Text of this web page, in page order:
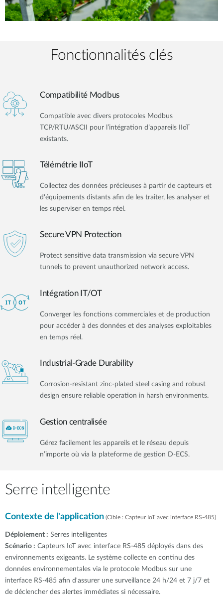
Fonctionnalités clés
Compatibilité Modbus
Compatible avec divers protocoles Modbus
TCP/RTU/ASCII pour l’intégration d’appareils IIoT
existants.
Télémétrie IIoT
Collectez des données précieuses à partir de capteurs et
d'équipements distants afin de les traiter, les analyser et
les superviser en temps réel.
Secure VPN Protection
Protect sensitive data transmission via secure VPN
tunnels to prevent unauthorized network access.
Intégration IT/OT​
Converger les fonctions commerciales et de production
pour accéder à des données et des analyses exploitables
en temps réel.
Industrial-Grade Durability
Corrosion-resistant zinc-plated steel casing and robust
design ensure reliable operation in harsh environments.
Gestion centralisée
Gérez facilement les appareils et le réseau depuis
n’importe où via la plateforme de gestion D-ECS.
Serre intelligente
Contexte de l'application (Cible : Capteur IoT avec interface RS-485)
Déploiement : Serres intelligentes
Scénario : Capteurs IoT avec interface RS-485 déployés dans des
environnements exigeants. Le système collecte en continu des
données environnementales via le protocole Modbus sur une
interface RS-485 afin d'assurer une surveillance 24 h/24 et 7 j/7 et
de déclencher des alertes immédiates si nécessaire.